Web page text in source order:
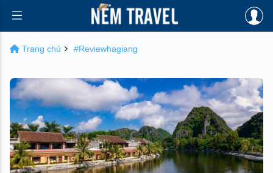
Trang chủ #Reviewhagiang